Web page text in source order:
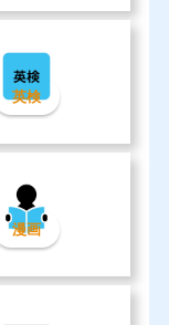
英検
漫画